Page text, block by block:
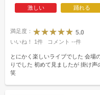
激しい 踊れる
満足度： 5.0
いいね！ 1件 コメント --件
とにかく楽しいライブでした 会場
りでした 初めて見ましたが 掛け
笑